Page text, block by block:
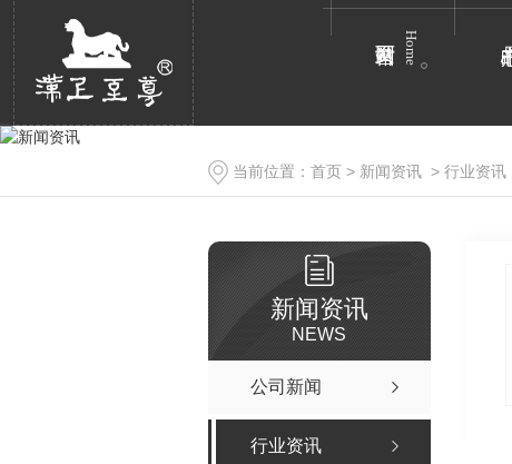
Home
当前位置： 首页 > 新闻资讯 > 行业资讯
新闻资讯
NEWS
公司新闻
行业资讯